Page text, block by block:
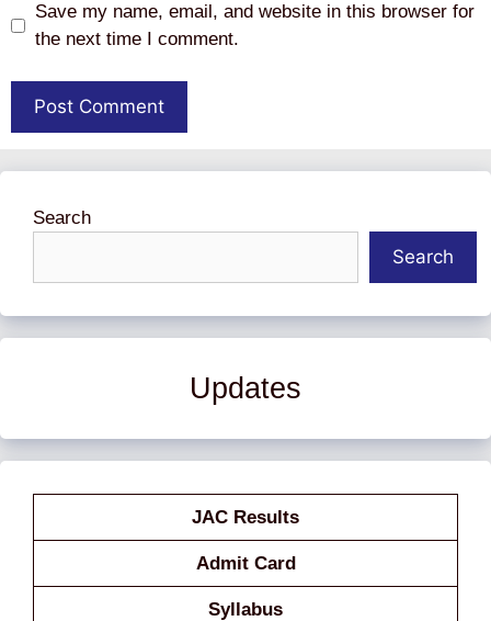
Save my name, email, and website in this browser for
the next time I comment.
Search
Search
Updates
JAC Results
Admit Card
Syllabus